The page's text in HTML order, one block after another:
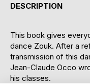
DESCRIPTION
This book gives
dance Zouk. After a
transmission of this
Jean-Claude Occo
his classes.